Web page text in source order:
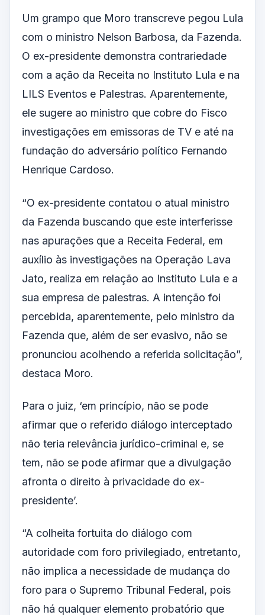
Um grampo que Moro transcreve pegou Lula
com o ministro Nelson Barbosa, da Fazenda.
O ex-presidente demonstra contrariedade
com a ação da Receita no Instituto Lula e na
LILS Eventos e Palestras. Aparentemente,
ele sugere ao ministro que cobre do Fisco
investigações em emissoras de TV e até na
fundação do adversário político Fernando
Henrique Cardoso.
“O ex-presidente contatou o atual ministro
da Fazenda buscando que este interferisse
nas apurações que a Receita Federal, em
auxílio às investigações na Operação Lava
Jato, realiza em relação ao Instituto Lula e a
sua empresa de palestras. A intenção foi
percebida, aparentemente, pelo ministro da
Fazenda que, além de ser evasivo, não se
pronunciou acolhendo a referida solicitação”,
destaca Moro.
Para o juiz, ‘em princípio, não se pode
afirmar que o referido diálogo interceptado
não teria relevância jurídico-criminal e, se
tem, não se pode afirmar que a divulgação
afronta o direito à privacidade do ex-
presidente’.
“A colheita fortuita do diálogo com
autoridade com foro privilegiado, entretanto,
não implica a necessidade de mudança do
foro para o Supremo Tribunal Federal, pois
não há qualquer elemento probatório que